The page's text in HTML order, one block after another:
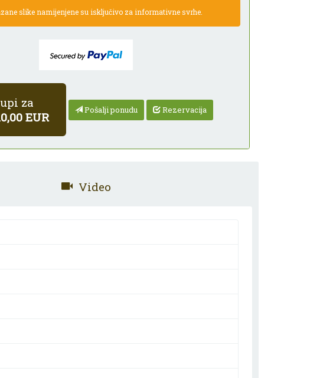
slike namijenjene su isključivo za informativne svrhe.
za
EUR
Pošalji ponudu Rezervacija
Video